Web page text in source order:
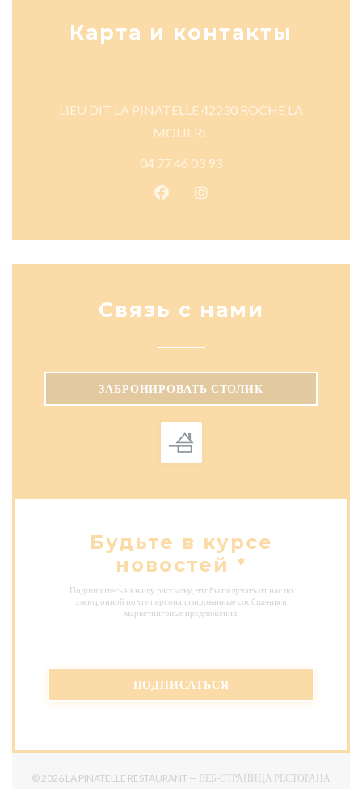
Карта и контакты
LIEU DIT LA PINATELLE 42230 ROCHE LA
MOLIERE((открывается в новом
04 77 46 03 93
Facebook ((открывается в
Instagram ((открывается
Связь с нами
ЗАБРОНИРОВАТЬ СТОЛИК
Будьте в курсе
новостей *
Подпишитесь на нашу рассылку, чтобы получать от нас по
электронной почте персонализированные сообщения и
маркетинговые предложения.
ПОДПИСАТЬСЯ
© 2026 LA PINATELLE RESTAURANT — ВЕБ-СТРАНИЦА РЕСТОРАНА